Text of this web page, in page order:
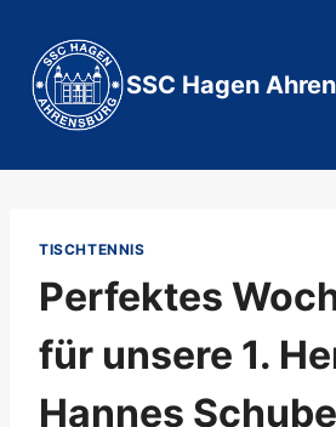
Inhalt
springen
SSC Hagen
TISCHTENNIS
Perfektes
für unsere 1.
Hannes